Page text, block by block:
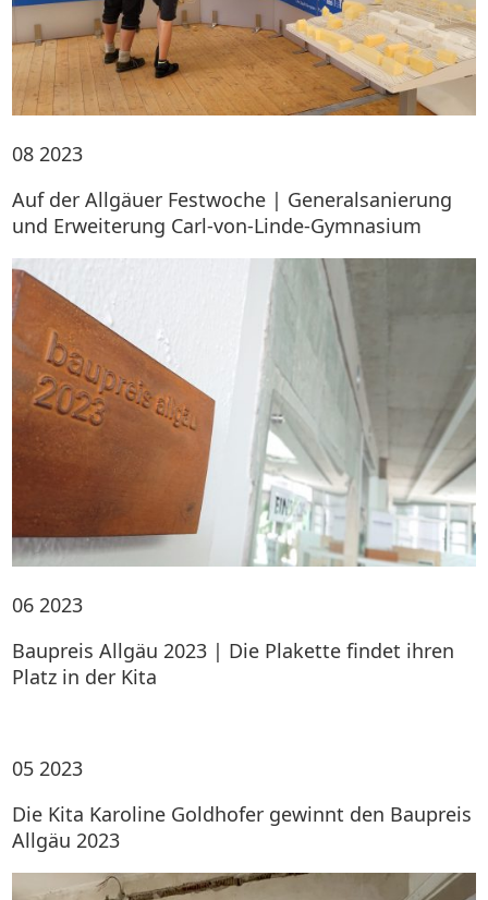
08 2023
Auf der Allgäuer Festwoche | Generalsanierung
und Erweiterung Carl-von-Linde-Gymnasium
06 2023
Baupreis Allgäu 2023 | Die Plakette findet ihren
Platz in der Kita
05 2023
Die Kita Karoline Goldhofer gewinnt den Baupreis
Allgäu 2023